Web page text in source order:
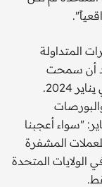
المتداولة
أن سمحت
الولايات المتحدة بإطلاق منتجات مشابهة في يناير 2024.
بورنانونغ بودساراتراجون في 15 يناير: "سواء أعجبنا
المشفرة
الولايات المتحدة